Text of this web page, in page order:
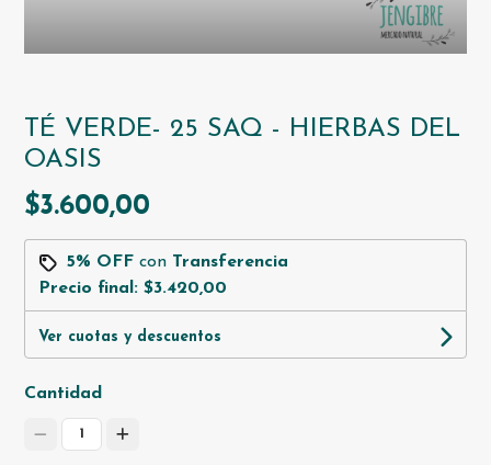
TÉ VERDE- 25 SAQ - HIERBAS DEL
OASIS
$3.600,00
5% OFF con Transferencia
Precio final:$3.420,00
Ver cuotas y descuentos
Cantidad
1